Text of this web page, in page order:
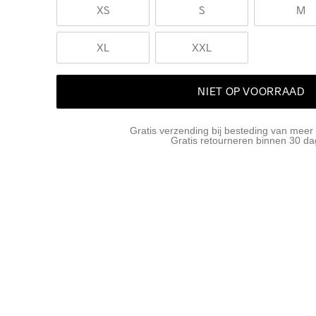
XS S M
XL XXL
NIET OP VOORRAAD
Gratis verzending bij besteding van meer
Gratis retourneren binnen 30